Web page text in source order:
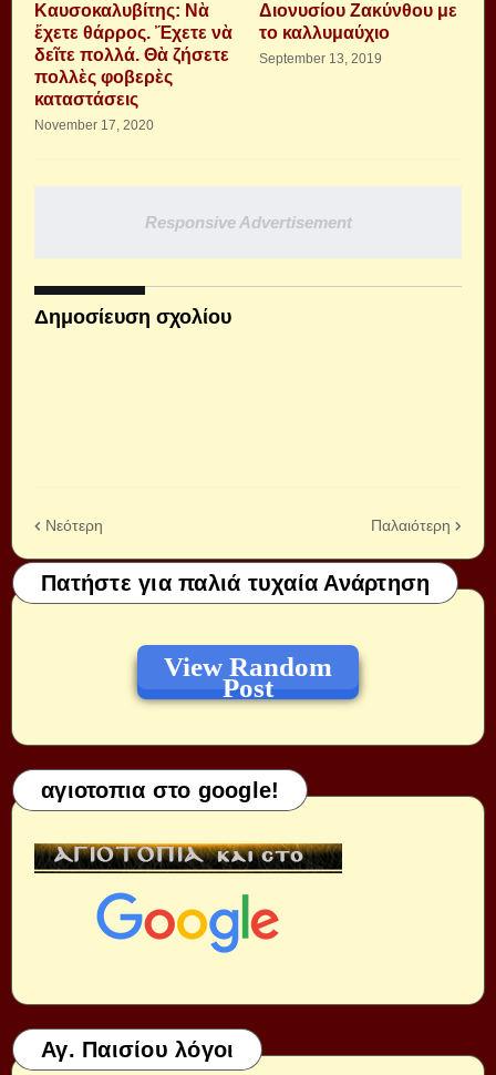
Καυσοκαλυβίτης: Νὰ
ἔχετε θάρρος. Ἔχετε νὰ
δεῖτε πολλά. Θὰ ζήσετε
πολλὲς φοβερὲς
καταστάσεις
November 17, 2020
Διονυσίου Ζακύνθου με
το καλλυμαύχιο
September 13, 2019
Responsive Advertisement
Δημοσίευση σχολίου
Νεότερη Παλαιότερη
Πατήστε για παλιά τυχαία Ανάρτηση
View Random
Post
αγιοτοπια στο google!
Αγ. Παισίου λόγοι